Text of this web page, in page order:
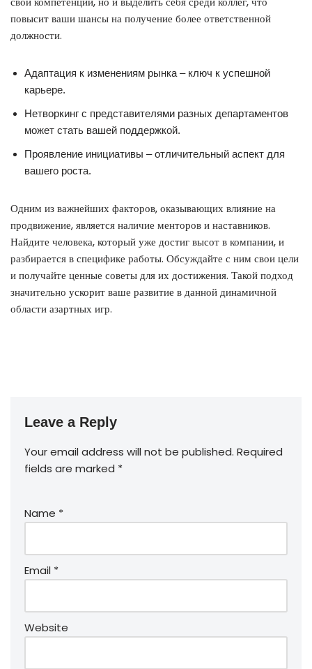
повысит ваши шансы на получение более ответственной
должности.
Адаптация к изменениям рынка – ключ к успешной
карьере.
Нетворкинг с представителями разных департаментов
может стать вашей поддержкой.
Проявление инициативы – отличительный аспект для
вашего роста.
Одним из важнейших факторов, оказывающих влияние на
продвижение, является наличие менторов и наставников.
Найдите человека, который уже достиг высот в компании, и
разбирается в специфике работы. Обсуждайте с ним свои цели
и получайте ценные советы для их достижения. Такой подход
значительно ускорит ваше развитие в данной динамичной
области азартных игр.
Leave a Reply
Your email address will not be published. Required
fields are marked *
Name *
Email *
Website